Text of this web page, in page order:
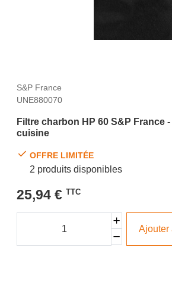
S&P France
UNE880070
Filtre charbon HP 60 S&P France
cuisine
OFFRE LIMITÉE
2 produits disponibles
25,94 € TTC
Ajouter